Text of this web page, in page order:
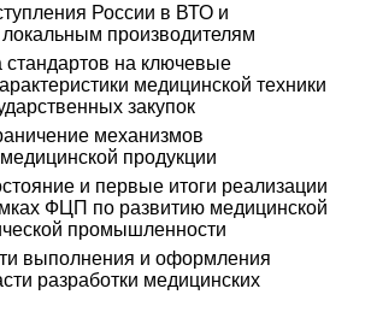
России в ВТО и
производителям
стандартов на ключевые
медицинской техники
закупок
механизмов
продукции
и первые итоги реализации
ФЦП по развитию медицинской
промышленности
выполнения и оформления
разработки медицинских